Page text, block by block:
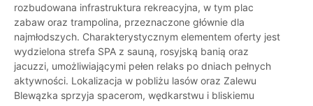
rozbudowana infrastruktura rekreacyjna, w tym plac
zabaw oraz trampolina, przeznaczone głównie dla
najmłodszych. Charakterystycznym elementem oferty jest
wydzielona strefa SPA z sauną, rosyjską banią oraz
jacuzzi, umożliwiającymi pełen relaks po dniach pełnych
aktywności. Lokalizacja w pobliżu lasów oraz Zalewu
Blewązka sprzyja spacerom, wędkarstwu i bliskiemu